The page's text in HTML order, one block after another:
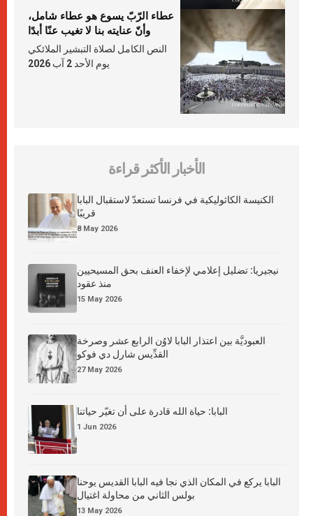
عطاء الرّبّ يسوع هو عطاء شامل،
وأنّ عنايته بنا لا تغيب عنّا أبدًا
النص الكامل لصلاة التبشير الملائكي
يوم الأحد 2 آب 2026
الأخبار الأكثر قراءة
الكنيسة الكاثوليكية في فرنسا تستعدّ لاستقبال البابا
قريبًا
8 May 2026
نيجيريا: تضليل إعلامي لإخفاء العنف بحق المسيحيين
منذ عقود
15 May 2026
العبوديَّة بين اعتذار البابا لاوُن الرابع عشر وصرخة
القدِّيس شارل دي فوكو
27 May 2026
البابا: حياة الله قادرة على أن تغيّر حياتنا
1 Jun 2026
البابا يركع في المكان الذي نجا فيه البابا القديس يوحنا
بولس الثاني من محاولة اغتيال
13 May 2026